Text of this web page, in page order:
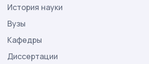
История науки
Вузы
Кафедры
Диссертации